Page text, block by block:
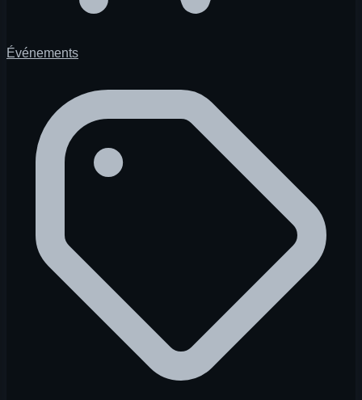
Événements